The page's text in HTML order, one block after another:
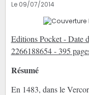
Le 09/07/2014
Editions Pocket - Date
2266188654 - 395
Résumé
En 1483, dans le